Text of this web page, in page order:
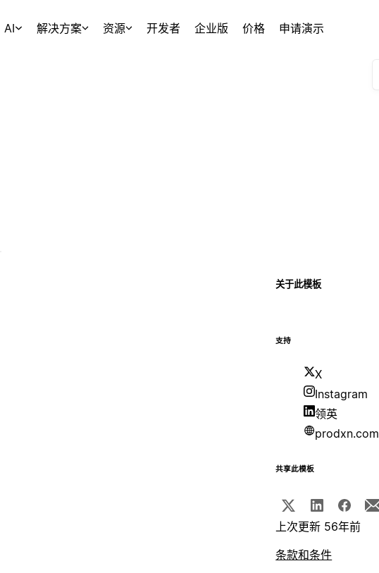
AI 解决方案 资源 开发者 企业版 价格 申请演示
关于此模板
支持
X
Instagram
领英
prodxn.com
共享此模板
上次更新 56年前
条款和条件